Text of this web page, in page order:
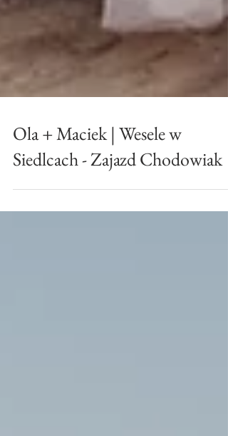
Ola + Maciek | Wesele w
Siedlcach - Zajazd Chodowiak